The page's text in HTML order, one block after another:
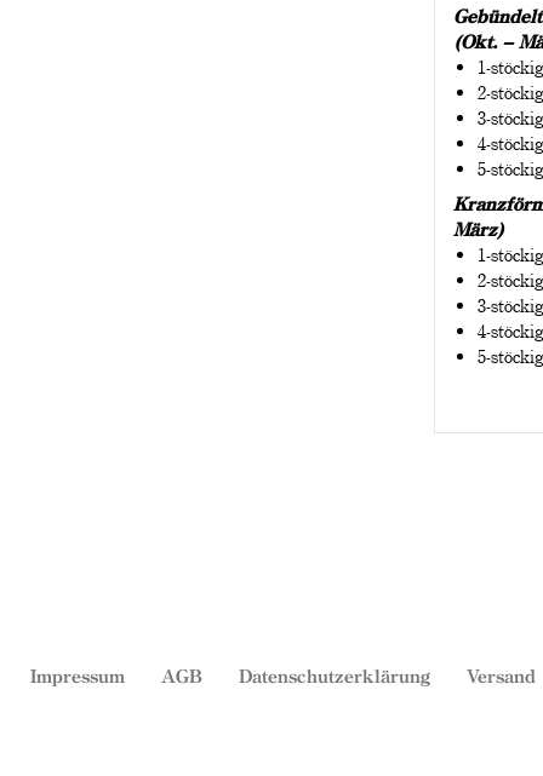
(Okt. –
1-
2-
3-
4-
5-
März)
1-
2-
3-
4-
5-
Impressum AGB Datenschutzerklärung Versand